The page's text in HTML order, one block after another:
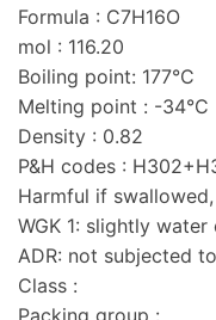
Formula : C7H16O
mol : 116.20
Boiling point: 177°C
Melting point : -34°C
Density : 0.82
P&H codes :
Harmful if
WGK 1: slightly water
ADR: not subjected
Class :
Packing group :